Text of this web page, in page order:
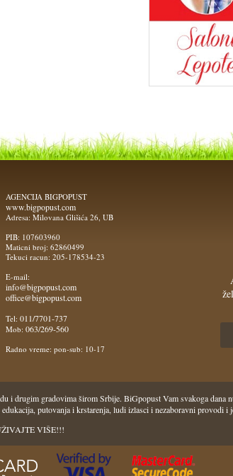
AGENCIJA BIGPOPUST
www.bigpopust.com
Adresa: Milovana Glišića 26, UB
PIB: 107603960
Maticni broj: 62860499
Tekuci racun: 205-178534-23
E-mail:
info@bigpopust.com
office@bigpopust.com
Tel: 011/7701-737
Mob: 063/269-560
Radno vreme: pon-sub: 10-17
i drugim gradovima širom Srbije. BiGpopust Vam svakoga dana
putovanja i krstarenja, ludi izlasci i nezaboravni provodi i
VIŠE!!!